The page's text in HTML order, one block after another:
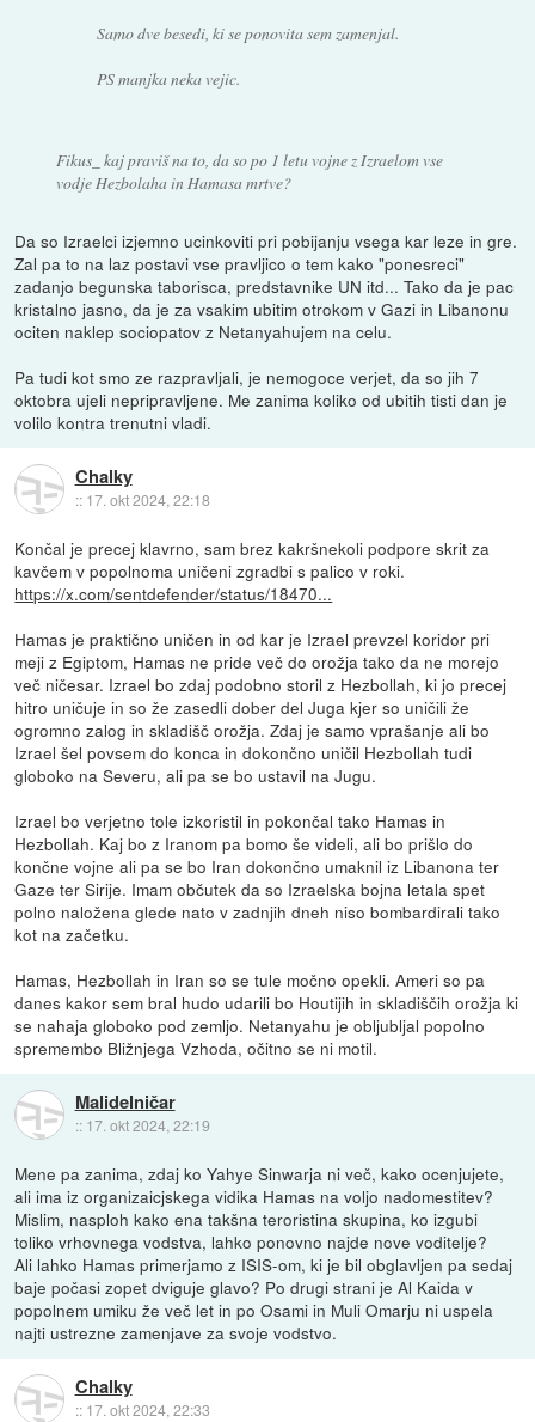
Samo dve besedi, ki se ponovita sem zamenjal.
PS manjka neka vejic.
Fikus_ kaj praviš na to, da so po 1 letu vojne z Izraelom vse
vodje Hezbolaha in Hamasa mrtve?
Da so Izraelci izjemno ucinkoviti pri pobijanju vsega kar leze in gre.
Zal pa to na laz postavi vse pravljico o tem kako "ponesreci"
zadanjo begunska taborisca, predstavnike UN itd... Tako da je pac
kristalno jasno, da je za vsakim ubitim otrokom v Gazi in Libanonu
ociten naklep sociopatov z Netanyahujem na celu.
Pa tudi kot smo ze razpravljali, je nemogoce verjet, da so jih 7
oktobra ujeli nepripravljene. Me zanima koliko od ubitih tisti dan je
volilo kontra trenutni vladi.
Chalky
:: 17. okt 2024, 22:18
Končal je precej klavrno, sam brez kakršnekoli podpore skrit za
kavčem v popolnoma uničeni zgradbi s palico v roki.
https://x.com/sentdefender/status/18470...
Hamas je praktično uničen in od kar je Izrael prevzel koridor pri
meji z Egiptom, Hamas ne pride več do orožja tako da ne morejo
več ničesar. Izrael bo zdaj podobno storil z Hezbollah, ki jo precej
hitro uničuje in so že zasedli dober del Juga kjer so uničili že
ogromno zalog in skladišč orožja. Zdaj je samo vprašanje ali bo
Izrael šel povsem do konca in dokončno uničil Hezbollah tudi
globoko na Severu, ali pa se bo ustavil na Jugu.
Izrael bo verjetno tole izkoristil in pokončal tako Hamas in
Hezbollah. Kaj bo z Iranom pa bomo še videli, ali bo prišlo do
končne vojne ali pa se bo Iran dokončno umaknil iz Libanona ter
Gaze ter Sirije. Imam občutek da so Izraelska bojna letala spet
polno naložena glede nato v zadnjih dneh niso bombardirali tako
kot na začetku.
Hamas, Hezbollah in Iran so se tule močno opekli. Ameri so pa
danes kakor sem bral hudo udarili bo Houtijih in skladiščih orožja ki
se nahaja globoko pod zemljo. Netanyahu je obljubljal popolno
spremembo Bližnjega Vzhoda, očitno se ni motil.
Malidelničar
:: 17. okt 2024, 22:19
Mene pa zanima, zdaj ko Yahye Sinwarja ni več, kako ocenjujete,
ali ima iz organizaicjskega vidika Hamas na voljo nadomestitev?
Mislim, nasploh kako ena takšna teroristina skupina, ko izgubi
toliko vrhovnega vodstva, lahko ponovno najde nove voditelje?
Ali lahko Hamas primerjamo z ISIS-om, ki je bil obglavljen pa sedaj
baje počasi zopet dviguje glavo? Po drugi strani je Al Kaida v
popolnem umiku že več let in po Osami in Muli Omarju ni uspela
najti ustrezne zamenjave za svoje vodstvo.
Chalky
:: 17. okt 2024, 22:33